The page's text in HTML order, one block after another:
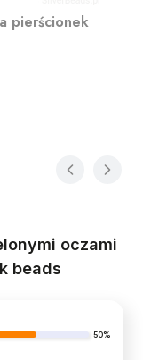
pierścionek
oczami
beads
50%